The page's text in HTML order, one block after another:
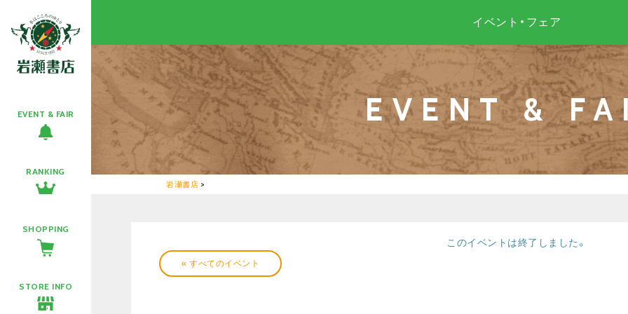
EVENT & FAIR
RANKING
SHOPPING
STORE INFO
イベント・フェア
EVENT &
岩瀬書店 >
« すべてのイベント
このイベントは終了しました。